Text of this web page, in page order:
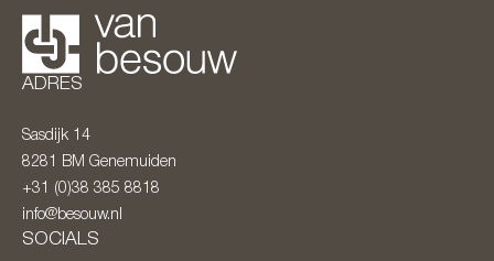
ADRES
Sasdijk 14
8281 BM Genemuiden
+31 (0)38 385 8818
info@besouw.nl
SOCIALS